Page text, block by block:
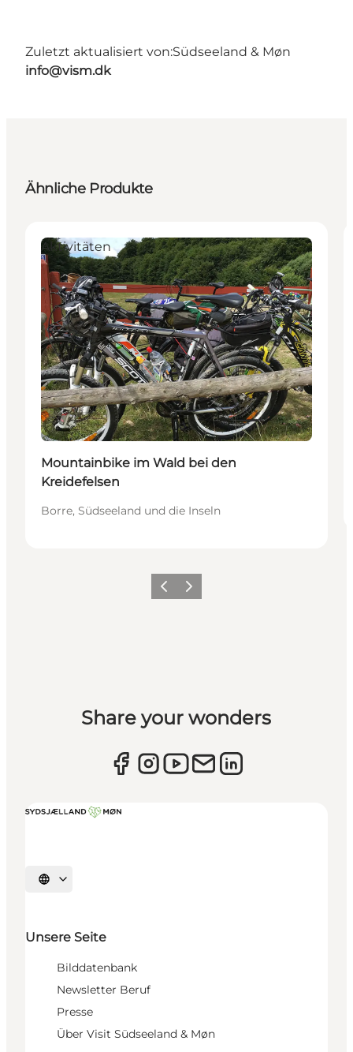
Zuletzt aktualisiert von:Südseeland & Møn
info@vism.dk
Ähnliche Produkte
Aktivitäten
Mountainbike im Wald bei den
Kreidefelsen
Borre, Südseeland und die Inseln
ZurückWeiter
Share your wonders
Sprache auswählen
Unsere Seite
Bilddatenbank
Newsletter Beruf
Presse
Über Visit Südseeland & Møn